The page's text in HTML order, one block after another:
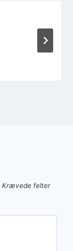
Krævede felter